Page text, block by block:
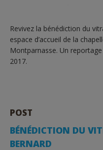
Revivez la bénédiction du
espace d’accueil de la
Montparnasse. Un
2017.
POST
BÉNÉDICTION DU
BERNARD